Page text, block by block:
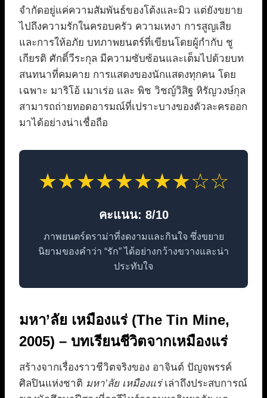
จำกัดอยู่แค่ความสัมพันธ์ของโต้งและมิว แต่ยังขยาย
ไปถึงความรักในครอบครัว ความเหงา การสูญเสีย
และการให้อภัย บทภาพยนตร์ที่เขียนโดยผู้กำกับ ชู
เกียรติ ศักดิ์วีระกุล มีความซับซ้อนและเต็มไปด้วยบท
สนทนาที่คมคาย การแสดงของนักแสดงทุกคน โดย
เฉพาะ มาริโอ้ เมาเร่อ และ พิช วิชญ์วิสิฐ หิรัญวงษ์กุล
สามารถถ่ายทอดอารมณ์ที่เปราะบางของตัวละครออก
มาได้อย่างน่าเชื่อถือ
★★★★★★★★☆☆
คะแนน: 8/10
ภาพยนตร์ดราม่าที่งดงามและกินใจ ซึ่งขยาย
นิยามของคำว่า “รัก” ได้อย่างกว้างขวางและน่า
ประทับใจ
มหา’ลัย เหมืองแร่ (The Tin Mine,
2005) – บทเรียนชีวิตจากเหมืองแร่
สร้างจากเรื่องราวชีวิตจริงของ อาจินต์ ปัญจพรรค์
ศิลปินแห่งชาติ มหา’ลัย เหมืองแร่เล่าถึงประสบการณ์